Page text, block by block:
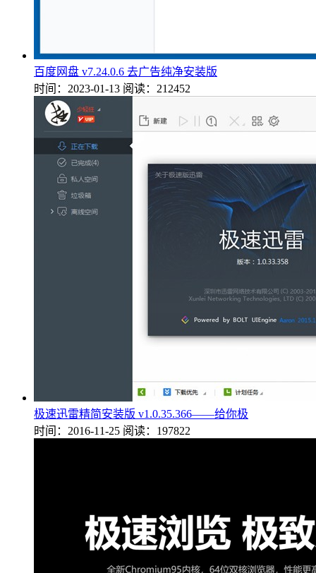
百度网盘 v7.24.0.6 去广告纯净安装版
时间：2023-01-13 阅读：212452
极速迅雷精简安装版 v1.0.35.366——给你极
时间：2016-11-25 阅读：197822